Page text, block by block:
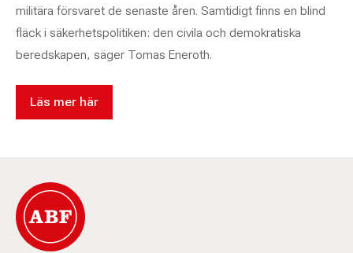
militära försvaret de senaste åren. Samtidigt finns en blind
fläck i säkerhetspolitiken: den civila och demokratiska
beredskapen, säger Tomas Eneroth.
Läs mer här